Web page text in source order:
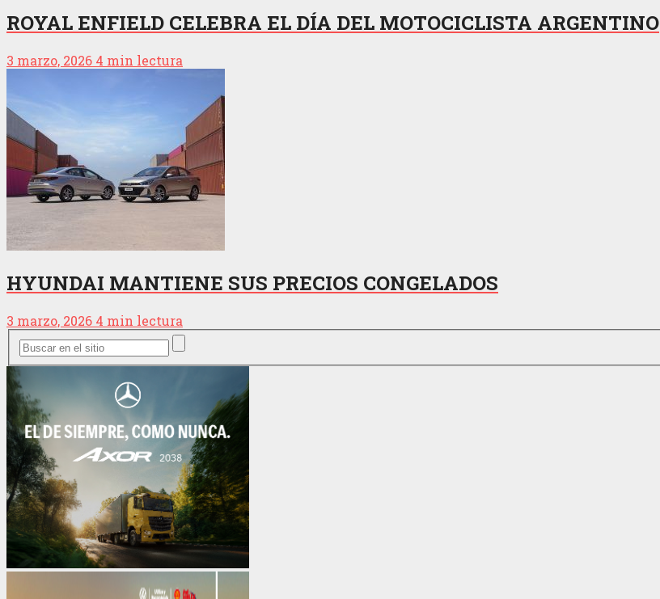
ROYAL ENFIELD CELEBRA EL DÍA DEL MOTOCICLISTA ARGENTINO
3 marzo, 2026 4 min lectura
HYUNDAI MANTIENE SUS PRECIOS CONGELADOS
3 marzo, 2026 4 min lectura